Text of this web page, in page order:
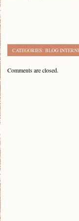
CATEGORIES: BLOG
Comments are closed.